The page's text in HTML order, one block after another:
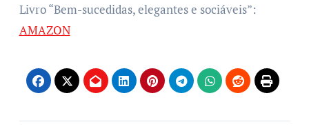
Livro “Bem-sucedidas, elegantes e sociáveis”:
AMAZON